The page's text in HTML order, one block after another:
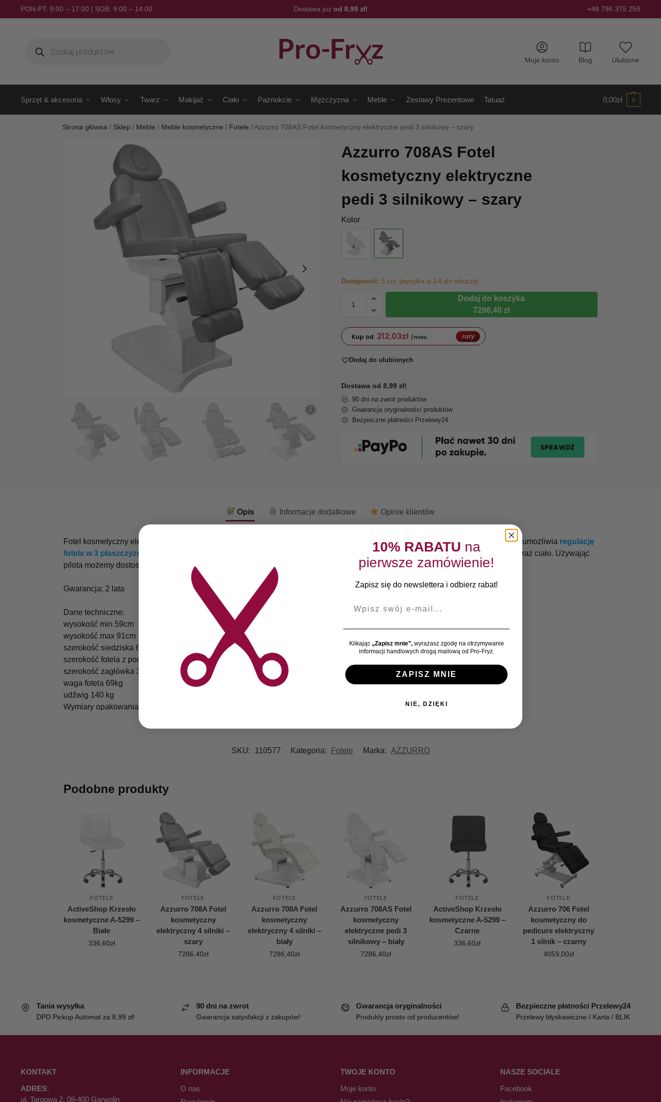
PON-PT: 9:00 – 17:00 | SOB: 9:00 – 14:00 Dostawa już od 8,99 zł! +48 796 375 258
Moje konto Blog Ulubione
Sprzęt & akcesoria Włosy Twarz Makijaż Ciało Paznokcie Mężczyzna Meble Zestawy Prezentowe Tatuaż 0,00zł 0
Strona główna / Sklep / Meble / Meble kosmetyczne / Fotele /Azzurro 708AS Fotel kosmetyczny elektryczne pedi 3 silnikowy – szary
Azzurro 708AS Fotel
kosmetyczny elektryczne
pedi 3 silnikowy – szary
Kolor
Dostępność: 3 szt. (wysyłka w 3-4 dni robocze)
Dodaj do koszyka
7286,40 zł
Kup od 212,03zł /mies. raty
Dodaj do ulubionych
Dostawa od 8,99 zł!
90 dni na zwrot produktów
Gwarancja oryginalności produktów
Bezpieczne płatności Przelewy24
Opis Informacje dodatkowe Opinie klientów
Fotel kosmetyczny elektryczny idealnie nadający się do gabinetów kosmetycznych oraz salonów SPA. Dzięki niezależnym silnikom umożliwia regulację
fotela w 3 płaszczyznach
dając możliwość przeprowadzenia zabiegów na twarz oraz ciało. Używając
pilota możemy dostosowac wysokość fotela, nachylenie oparcia i podnóżków a także ustawić siedzisko w pozycji kołyski.
Gwarancja: 2 lata
Dane techniczne:
wysokość min 59cm
wysokość max 91cm
szerokość siedziska 62cm
szerokość fotela z podłokietnikami 88cm
szerokość zagłówka 39cm
waga fotela 69kg
udźwig 140 kg
Wymiary opakowania 141x65x70cm
SKU: 110577 Kategoria: Fotele Marka: AZZURRO
Podobne produkty
FOTELE
ActiveShop Krzesło
kosmetyczne A-5299 –
Białe
336,60zł
FOTELE
Azzurro 708A Fotel
kosmetyczny
elektryczny 4 silniki –
szary
7286,40zł
FOTELE
Azzurro 708A Fotel
kosmetyczny
elektryczny 4 silniki –
biały
7286,40zł
FOTELE
Azzurro 708AS Fotel
kosmetyczny
elektryczne pedi 3
silnikowy – biały
7286,40zł
FOTELE
ActiveShop Krzesło
kosmetyczne A-5299 –
Czarne
336,60zł
FOTELE
Azzurro 706 Fotel
kosmetyczny do
pedicure elektryczny
1 silnik – czarny
4059,00zł
Tania wysyłka
DPD Pickup Automat za 8,99 zł!
90 dni na zwrot
Gwarancja satysfakcji z zakupów!
Gwarancja oryginalności
Produkty prosto od producentów!
Bezpieczne płatności Przelewy24
Przelewy błyskawiczne / Karta / BLIK
KONTAKT
ADRES:
ul. Targowa 2, 08-400 Garwolin
INFORMACJE
O nas
TWOJE KONTO
Moje konto
NASZE SOCIALE
Facebook
10% RABATU na
pierwsze zamówienie!
Zapisz się do newslettera i odbierz rabat!
Klikając „Zapisz mnie”,wyrażasz zgodę na otrzymywanie
informacji handlowych drogą mailową od Pro-Fryz.
ZAPISZ MNIE
NIE, DZIĘKI